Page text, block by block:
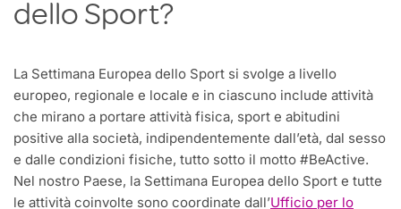
dello Sport?
La Settimana Europea dello Sport si svolge a livello
europeo, regionale e locale e in ciascuno include attività
che mirano a portare attività fisica, sport e abitudini
positive alla società, indipendentemente dall’età, dal sesso
e dalle condizioni fisiche, tutto sotto il motto #BeActive.
Nel nostro Paese, la Settimana Europea dello Sport e tutte
le attività coinvolte sono coordinate dall’Ufficio per lo